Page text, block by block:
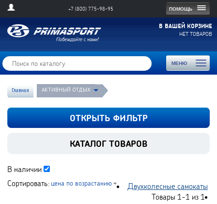
ПОМОЩЬ
+7 (800) 775-98-95
В ВАШЕЙ КОРЗИНЕ
НЕТ ТОВАРОВ
МЕНЮ
Toggle
Главная АКТИВНЫЙ ОТДЫХ
ОТКРЫТЬ ФИЛЬТР
КАТАЛОГ ТОВАРОВ
В наличии
Сортировать: цена по возрастанию
Товары 1-1 из 1
Двухколесные самокаты